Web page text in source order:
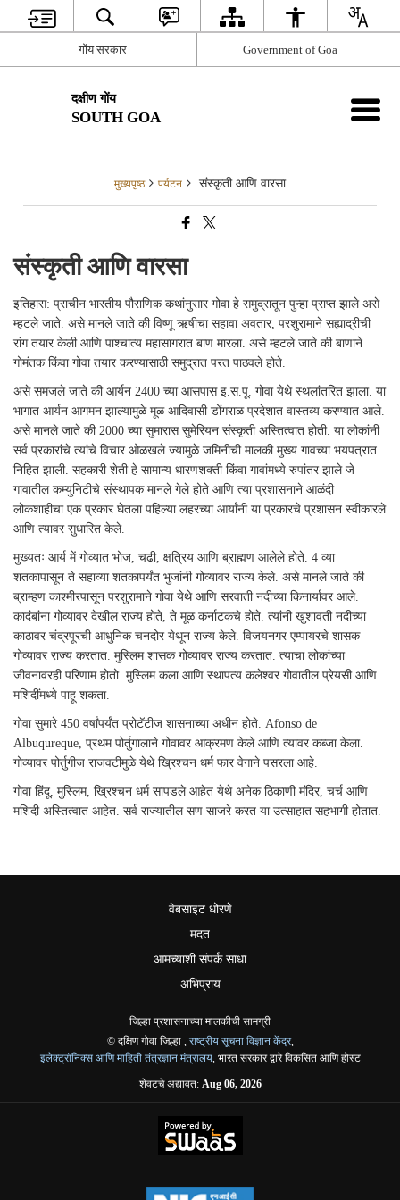
गोंय सरकार Government of Goa
दक्षीण गोंय
SOUTH GOA
मुख्यपृष्ठ पर्यटन संस्कृती आणि वारसा
संस्कृती आणि वारसा
इतिहास: प्राचीन भारतीय पौराणिक कथांनुसार गोवा हे समुद्रातून पुन्हा प्राप्त झाले असे
म्हटले जाते. असे मानले जाते की विष्णू ऋषीचा सहावा अवतार, परशुरामाने सह्याद्रीची
रांग तयार केली आणि पाश्चात्य महासागरात बाण मारला. असे म्हटले जाते की बाणाने
गोमंतक किंवा गोवा तयार करण्यासाठी समुद्रात परत पाठवले होते.
असे समजले जाते की आर्यन 2400 च्या आसपास इ.स.पू. गोवा येथे स्थलांतरित झाला. या
भागात आर्यन आगमन झाल्यामुळे मूळ आदिवासी डोंगराळ प्रदेशात वास्तव्य करण्यात आले.
असे मानले जाते की 2000 च्या सुमारास सुमेरियन संस्कृती अस्तित्वात होती. या लोकांनी
सर्व प्रकारांचे त्यांचे विचार ओळखले ज्यामुळे जमिनीची मालकी मुख्य गावच्या भयपत्रात
निहित झाली. सहकारी शेती हे सामान्य धारणशक्ती किंवा गावांमध्ये रुपांतर झाले जे
गावातील कम्युनिटीचे संस्थापक मानले गेले होते आणि त्या प्रशासनाने आळंदी
लोकशाहीचा एक प्रकार घेतला पहिल्या लहरच्या आर्यांनी या प्रकारचे प्रशासन स्वीकारले
आणि त्यावर सुधारित केले.
मुख्यतः आर्य में गोव्यात भोज, चढी, क्षत्रिय आणि ब्राह्मण आलेले होते. 4 व्या
शतकापासून ते सहाव्या शतकापर्यंत भुजांनी गोव्यावर राज्य केले. असे मानले जाते की
ब्राम्हण काश्मीरपासून परशुरामाने गोवा येथे आणि सरवाती नदीच्या किनार्यावर आले.
कादंबांना गोव्यावर देखील राज्य होते, ते मूळ कर्नाटकचे होते. त्यांनी खुशावती नदीच्या
काठावर चंद्रपूरची आधुनिक चनदोर येथून राज्य केले. विजयनगर एम्पायरचे शासक
गोव्यावर राज्य करतात. मुस्लिम शासक गोव्यावर राज्य करतात. त्याचा लोकांच्या
जीवनावरही परिणाम होतो. मुस्लिम कला आणि स्थापत्य कलेश्वर गोवातील प्रेयसी आणि
मशिदींमध्ये पाहू शकता.
गोवा सुमारे 450 वर्षांपर्यंत प्रोटॅटीज शासनाच्या अधीन होते. Afonso de
Albuqureque, प्रथम पोर्तुगालाने गोवावर आक्रमण केले आणि त्यावर कब्जा केला.
गोव्यावर पोर्तुगीज राजवटीमुळे येथे ख्रिश्चन धर्म फार वेगाने पसरला आहे.
गोवा हिंदू, मुस्लिम, ख्रिश्चन धर्म सापडले आहेत येथे अनेक ठिकाणी मंदिर, चर्च आणि
मशिदी अस्तित्वात आहेत. सर्व राज्यातील सण साजरे करत या उत्साहात सहभागी होतात.
वेबसाइट धोरणे
मदत
आमच्याशी संपर्क साधा
अभिप्राय
जिल्हा प्रशासनाच्या मालकीची सामग्री
© दक्षिण गोवा जिल्हा , राष्ट्रीय सूचना विज्ञान केंद्र,
इलेक्ट्रॉनिक्स आणि माहिती तंत्रज्ञान मंत्रालय, भारत सरकार द्वारे विकसित आणि होस्ट
शेवटचे अद्यावत: Aug 06, 2026